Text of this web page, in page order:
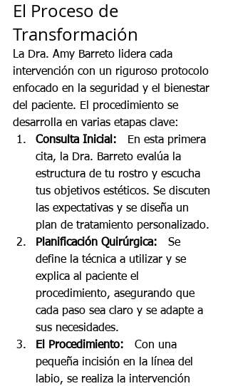
El Proceso de
Transformación
La Dra. Amy Barreto lidera cada
intervención con un riguroso protocolo
enfocado en la seguridad y el bienestar
del paciente. El procedimiento se
desarrolla en varias etapas clave:
Consulta Inicial: En esta primera
cita, la Dra. Barreto evalúa la
estructura de tu rostro y escucha
tus objetivos estéticos. Se discuten
las expectativas y se diseña un
plan de tratamiento personalizado.
Planificación Quirúrgica: Se
define la técnica a utilizar y se
explica al paciente el
procedimiento, asegurando que
cada paso sea claro y se adapte a
sus necesidades.
El Procedimiento: Con una
pequeña incisión en la línea del
labio, se realiza la intervención